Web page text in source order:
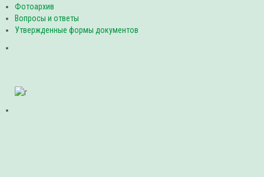
Фотоархив
Вопросы и ответы
Утвержденные формы документов